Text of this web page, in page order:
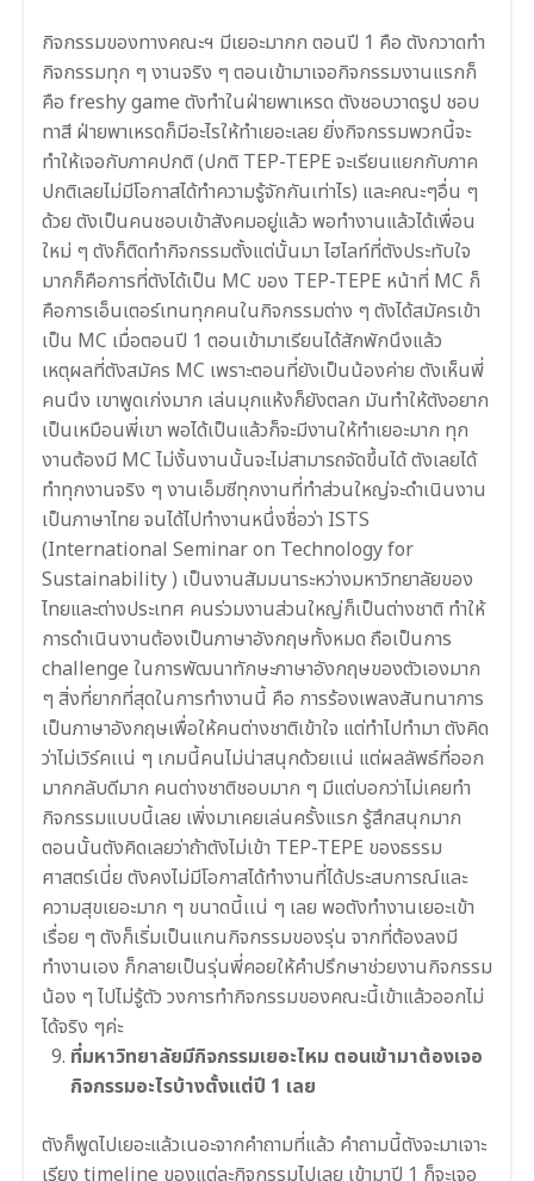
กิจกรรมของทางคณะฯ มีเยอะมากก ตอนปี 1 คือ ตังกวาดทำ
กิจกรรมทุก ๆ งานจริง ๆ ตอนเข้ามาเจอกิจกรรมงานแรกก็
คือ freshy game ตังทำในฝ่ายพาเหรด ตังชอบวาดรูป ชอบ
ทาสี ฝ่ายพาเหรดก็มีอะไรให้ทำเยอะเลย ยิ่งกิจกรรมพวกนี้จะ
ทำให้เจอกับภาคปกติ (ปกติ TEP-TEPE จะเรียนแยกกับภาค
ปกติเลยไม่มีโอกาสได้ทำความรู้จักกันเท่าไร) และคณะๆอื่น ๆ
ด้วย ตังเป็นคนชอบเข้าสังคมอยู่แล้ว พอทำงานแล้วได้เพื่อน
ใหม่ ๆ ตังก็ติดทำกิจกรรมตั้งแต่นั้นมา ไฮไลท์ที่ตังประทับใจ
มากก็คือการที่ตังได้เป็น MC ของ TEP-TEPE หน้าที่ MC ก็
คือการเอ็นเตอร์เทนทุกคนในกิจกรรมต่าง ๆ ตังได้สมัครเข้า
เป็น MC เมื่อตอนปี 1 ตอนเข้ามาเรียนได้สักพักนึงแล้ว
เหตุผลที่ตังสมัคร MC เพราะตอนที่ยังเป็นน้องค่าย ตังเห็นพี่
คนนึง เขาพูดเก่งมาก เล่นมุกแห้งก็ยังตลก มันทำให้ตังอยาก
เป็นเหมือนพี่เขา พอได้เป็นแล้วก็จะมีงานให้ทำเยอะมาก ทุก
งานต้องมี MC ไม่งั้นงานนั้นจะไม่สามารถจัดขึ้นได้ ตังเลยได้
ทำทุกงานจริง ๆ งานเอ็มซีทุกงานที่ทำส่วนใหญ่จะดำเนินงาน
เป็นภาษาไทย จนได้ไปทำงานหนึ่งชื่อว่า ISTS
(International Seminar on Technology for
Sustainability ) เป็นงานสัมมนาระหว่างมหาวิทยาลัยของ
ไทยและต่างประเทศ คนร่วมงานส่วนใหญ่ก็เป็นต่างชาติ ทำให้
การดำเนินงานต้องเป็นภาษาอังกฤษทั้งหมด ถือเป็นการ
challenge ในการพัฒนาทักษะภาษาอังกฤษของตัวเองมาก
ๆ สิ่งที่ยากที่สุดในการทำงานนี้ คือ การร้องเพลงสันทนาการ
เป็นภาษาอังกฤษเพื่อให้คนต่างชาติเข้าใจ แต่ทำไปทำมา ตังคิด
ว่าไม่เวิร์คเเน่ ๆ เกมนี้คนไม่น่าสนุกด้วยเเน่ แต่ผลลัพธ์ที่ออก
มากกลับดีมาก คนต่างชาติชอบมาก ๆ มีแต่บอกว่าไม่เคยทำ
กิจกรรมแบบนี้เลย เพิ่งมาเคยเล่นครั้งแรก รู้สึกสนุกมาก
ตอนนั้นตังคิดเลยว่าถ้าตังไม่เข้า TEP-TEPE ของธรรม
ศาสตร์เนี่ย ตังคงไม่มีโอกาสได้ทำงานที่ได้ประสบการณ์และ
ความสุขเยอะมาก ๆ ขนาดนี้เเน่ ๆ เลย พอตังทำงานเยอะเข้า
เรื่อย ๆ ตังก็เริ่มเป็นแกนกิจกรรมของรุ่น จากที่ต้องลงมี
ทำงานเอง ก็กลายเป็นรุ่นพี่คอยให้คำปรึกษาช่วยงานกิจกรรม
น้อง ๆ ไปไม่รู้ตัว วงการทำกิจกรรมของคณะนี้เข้าแล้วออกไม่
ได้จริง ๆค่ะ
ที่มหาวิทยาลัยมีกิจกรรมเยอะไหม ตอนเข้ามาต้องเจอ
กิจกรรมอะไรบ้างตั้งแต่ปี 1 เลย
ตังก็พูดไปเยอะแล้วเนอะจากคำถามที่แล้ว คำถามนี้ตังจะมาเจาะ
เรียง timeline ของแต่ละกิจกรรมไปเลย เข้ามาปี 1 ก็จะเจอ